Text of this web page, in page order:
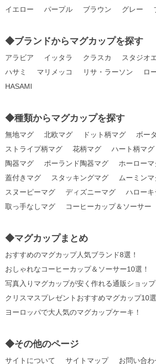
イエロー
パープル ブラウン グレー
◆ブランドからマグカップを探す
アラビア イッタラ クラスカ スタジオ
ハサミ
マリメッコ リサ・ラーソン
ロ
HASAMI
◆種類からマグカップを探す
無地マグ 北欧マグ ドット柄マグ
ボー
ストライプ柄マグ
花柄マグ ハート柄マグ
陶器マグ
ポーランド陶器マグ ホーローマ
蓋付きマグ
スタッキングマグ
ムーミン
スヌーピーマグ
ディズニーマグ
ハロー
取っ手なしマグ
コーヒーカップ＆ソーサー
◆マグカップまとめ
おすすめのマグカップ人気ブランド8選！
おしゃれなコーヒーカップ＆ソーサー10選！
写真入りマグカップが安く作れる通販ショップ
クリスマスプレゼントおすすめマグカップ10選
ヨーロッパで大人気のマグカップケーキ！
◆その他のページ
サイトについて サイトマップ お問い合わ